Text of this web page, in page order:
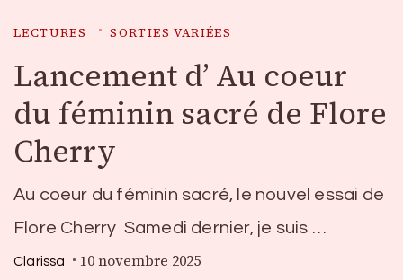
LECTURES SORTIES VARIÉES
Lancement d’ Au coeur
du féminin sacré de Flore
Cherry
Au coeur du féminin sacré, le nouvel essai de
Flore Cherry Samedi dernier, je suis …
Clarissa 10 novembre 2025